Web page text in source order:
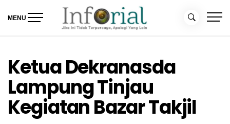
MENU
Ketua Dekranasda
Lampung Tinjau
Kegiatan Bazar Takjil